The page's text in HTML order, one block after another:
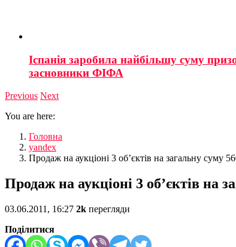
Іспанія заробила найбільшу суму
засновники ФІФА
Previous Next
You are here:
Головна
yandex
Продаж на аукціоні 3 об’єктів на загальну суму
Продаж на аукціоні 3 об’єктів на
03.06.2011, 16:27 2k перегляди
Поділитися